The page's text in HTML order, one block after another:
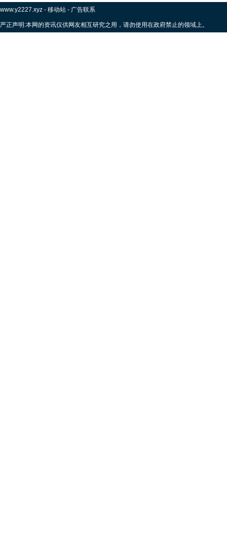
www.y2227.xyz - 移动站 - 广告联系
严正声明:本网的资讯仅供网友相互研究之用，请勿使用在政府禁止的领域上。